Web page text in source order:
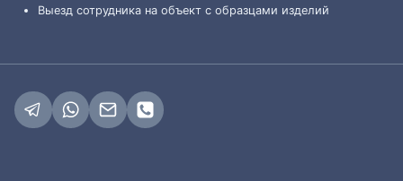
Выезд сотрудника на объект с образцами изделий